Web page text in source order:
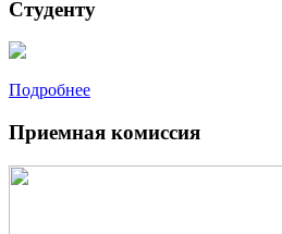
Студенту
Подробнее
Приемная комиссия